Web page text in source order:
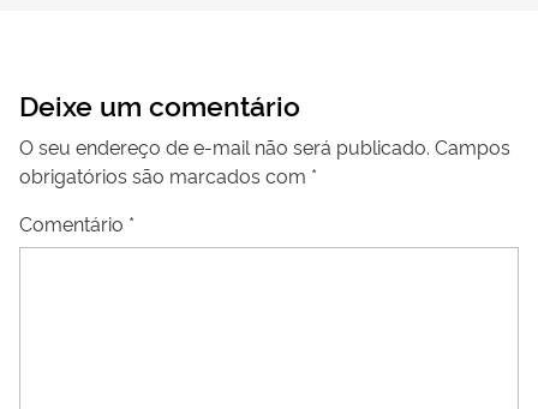
Deixe um comentário
O seu endereço de e-mail não será publicado. Campos
obrigatórios são marcados com *
Comentário *